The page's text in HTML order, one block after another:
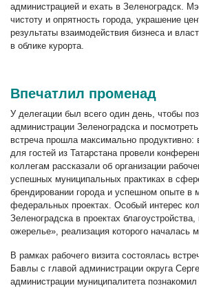
администрацией и ехать в Зеленоградск.
чистоту и опрятность города, украшение
результаты взаимодействия бизнеса и
в облике курорта.
Впечатлил променад
У делегации был всего один день, чтобы
администрации Зеленоградска и
встреча прошла максимально продуктивно:
для гостей из Татарстана провели
коллегам рассказали об организации
успешных муниципальных практиках в
брендировании города и успешном опыте в
федеральных проектах. Особый интерес
Зеленоградска в проектах
ожерелье», реализация которого началась
В рамках рабочего визита состоялась
Бавлы с главой администрации округа
администрации муниципалитета